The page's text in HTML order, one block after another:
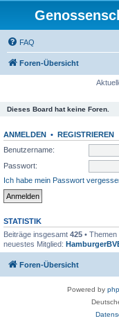
FAQ
Foren-Übersicht
Dieses Board hat keine Foren.
ANMELDEN • REGISTRIEREN
Benutzername:
Passwort:
Ich habe mein Passwort
STATISTIK
Beiträge insgesamt 425 •
neuestes Mitglied:
Foren-Übersicht
Powered by